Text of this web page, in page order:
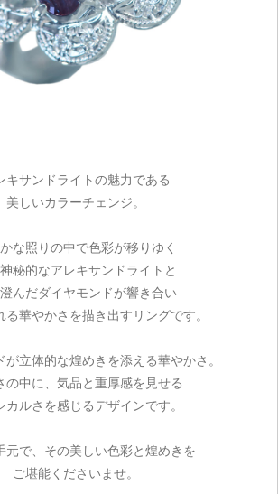
キサンドライトの魅力である
美しいカラーチェンジ。
な照りの中で色彩が移りゆく
秘的なアレキサンドライトと
んだダイヤモンドが響き合い
る華やかさを描き出すリングです。
が立体的な煌めきを添える華やかさ。
の中に、気品と重厚感を見せる
カルさを感じるデザインです。
元で、その美しい色彩と煌めきを
ご堪能くださいませ。
ご注文手続き
カートを見る